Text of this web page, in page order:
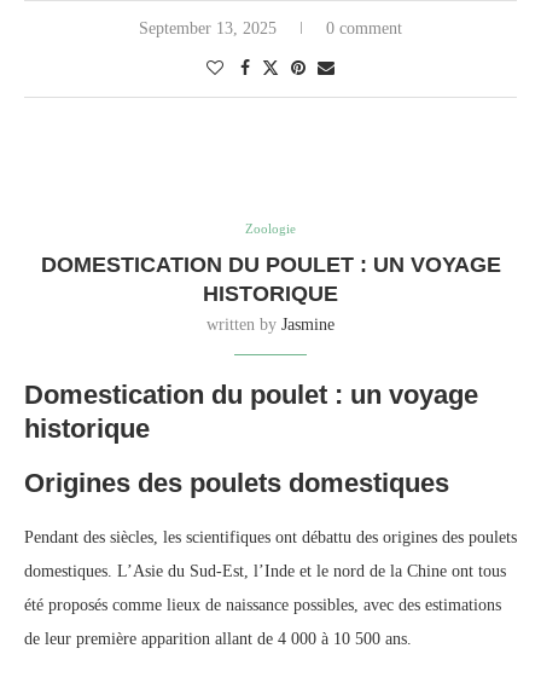
September 13, 2025 0 comment
Zoologie
DOMESTICATION DU POULET : UN VOYAGE
HISTORIQUE
written by Jasmine
Domestication du poulet : un voyage
historique
Origines des poulets domestiques
Pendant des siècles, les scientifiques ont débattu des origines des poulets
domestiques. L’Asie du Sud-Est, l’Inde et le nord de la Chine ont tous
été proposés comme lieux de naissance possibles, avec des estimations
de leur première apparition allant de 4 000 à 10 500 ans.